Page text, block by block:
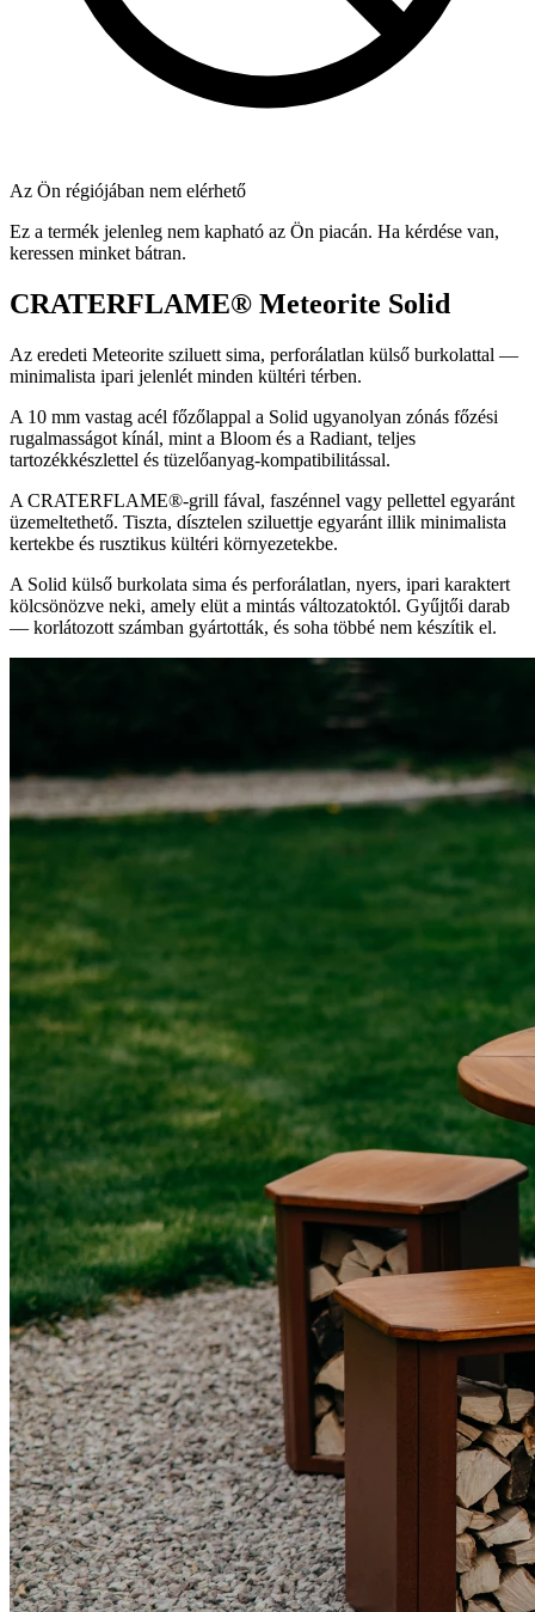
Az Ön régiójában nem elérhető
Ez a termék jelenleg nem kapható az Ön piacán. Ha kérdése van,
keressen minket bátran.
CRATERFLAME® Meteorite Solid
Az eredeti Meteorite sziluett sima, perforálatlan külső burkolattal —
minimalista ipari jelenlét minden kültéri térben.
A 10 mm vastag acél főzőlappal a Solid ugyanolyan zónás főzési
rugalmasságot kínál, mint a Bloom és a Radiant, teljes
tartozékkészlettel és tüzelőanyag-kompatibilitással.
A CRATERFLAME®-grill fával, faszénnel vagy pellettel egyaránt
üzemeltethető. Tiszta, dísztelen sziluettje egyaránt illik minimalista
kertekbe és rusztikus kültéri környezetekbe.
A Solid külső burkolata sima és perforálatlan, nyers, ipari karaktert
kölcsönözve neki, amely elüt a mintás változatoktól. Gyűjtői darab
— korlátozott számban gyártották, és soha többé nem készítik el.